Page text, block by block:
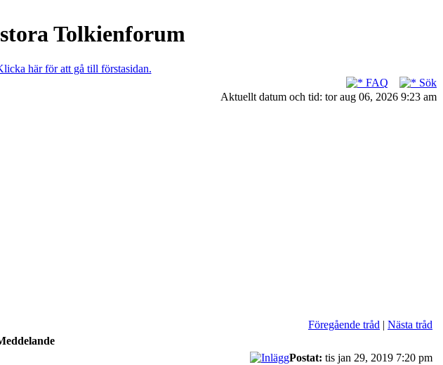
Tolkienforum
här för att gå till förstasidan.
FAQ
Sök
Aktuellt datum och tid: tor aug 06, 2026 9:23 am
Föregående tråd | Nästa tråd
Postat: tis jan 29, 2019 7:20 pm